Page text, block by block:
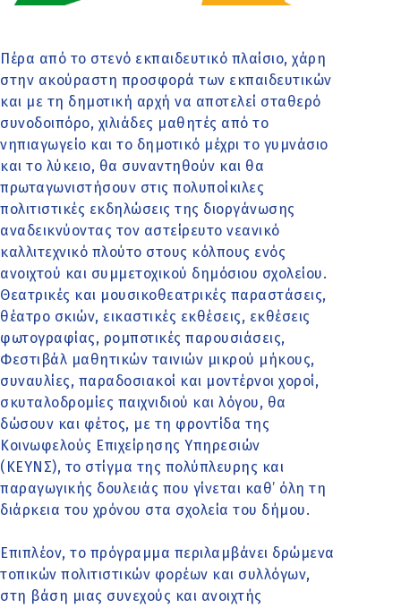
Πέρα από το στενό εκπαιδευτικό πλαίσιο, χάρη
στην ακούραστη προσφορά των εκπαιδευτικών
και με τη δημοτική αρχή να αποτελεί σταθερό
συνοδοιπόρο, χιλιάδες μαθητές από το
νηπιαγωγείο και το δημοτικό μέχρι το γυμνάσιο
και το λύκειο, θα συναντηθούν και θα
πρωταγωνιστήσουν στις πολυποίκιλες
πολιτιστικές εκδηλώσεις της διοργάνωσης
αναδεικνύοντας τον αστείρευτο νεανικό
καλλιτεχνικό πλούτο στους κόλπους ενός
ανοιχτού και συμμετοχικού δημόσιου σχολείου.
Θεατρικές και μουσικοθεατρικές παραστάσεις,
θέατρο σκιών, εικαστικές εκθέσεις, εκθέσεις
φωτογραφίας, ρομποτικές παρουσιάσεις,
Φεστιβάλ μαθητικών ταινιών μικρού μήκους,
συναυλίες, παραδοσιακοί και μοντέρνοι χοροί,
σκυταλοδρομίες παιχνιδιού και λόγου, θα
δώσουν και φέτος, με τη φροντίδα της
Κοινωφελούς Επιχείρησης Υπηρεσιών
(ΚΕΥΝΣ), το στίγμα της πολύπλευρης και
παραγωγικής δουλειάς που γίνεται καθ’ όλη τη
διάρκεια του χρόνου στα σχολεία του δήμου.
Επιπλέον, το πρόγραμμα περιλαμβάνει δρώμενα
τοπικών πολιτιστικών φορέων και συλλόγων,
στη βάση μιας συνεχούς και ανοιχτής